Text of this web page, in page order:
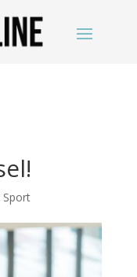
Sport